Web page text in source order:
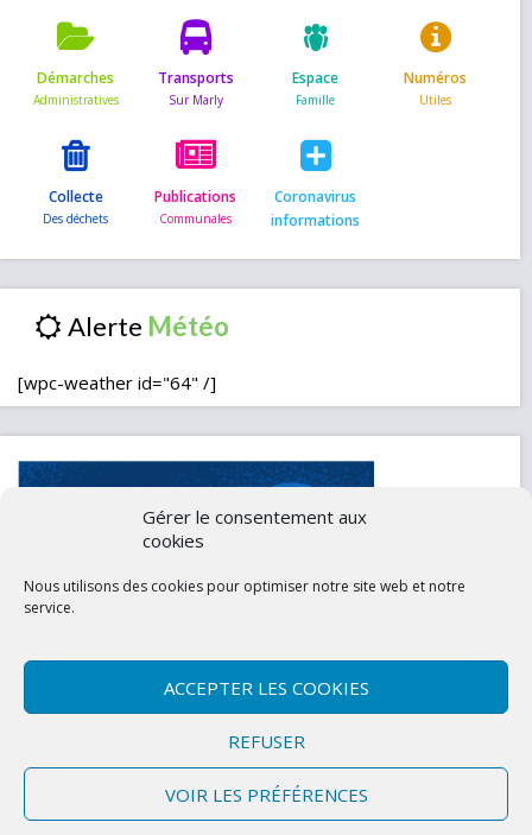
Gérer le consentement aux
cookies
Nous utilisons des cookies pour optimiser notre site web et notre
service.
ACCEPTER LES COOKIES
REFUSER
VOIR LES PRÉFÉRENCES
Démarches Transports Espace Numéros
Collecte Publications
Coronavirus
informations
Alerte
[wpc-weather id="64" /]
Politique de confidentialité (UE)
Copyright © 2026 Marly-la-Ville
Site conçu et développé par l'Union des